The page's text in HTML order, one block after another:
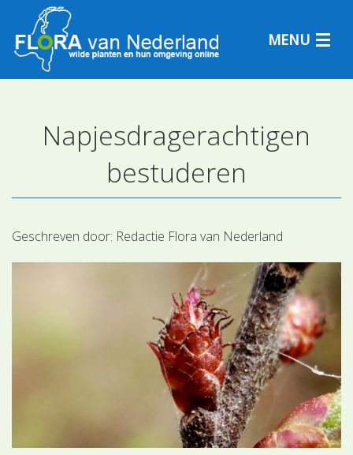
MENU
Plantensoorten
Determineren
Napjesdragerachtigen
bestuderen
Geschreven door: Redactie Flora van Nederland